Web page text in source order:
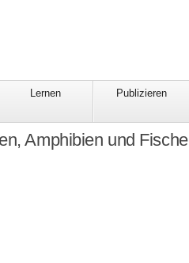
Lernen Publizieren
Amphibien und Fische